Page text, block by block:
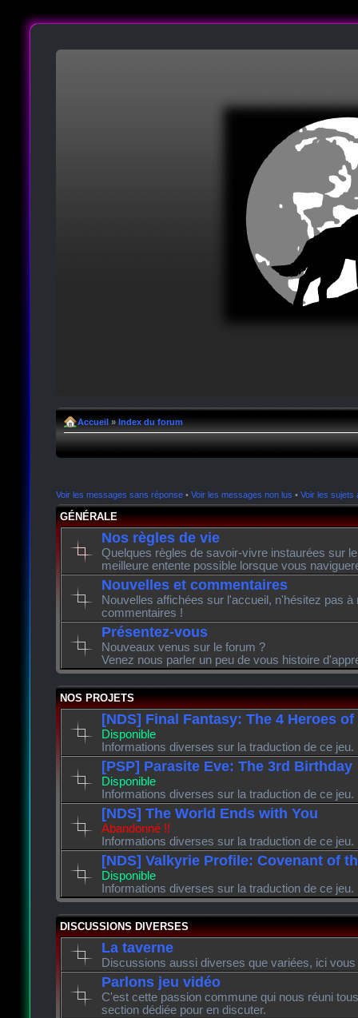
Accueil » Index du forum
Voir les messages sans réponse • Voir les messages non lus • Voir les sujets
GÉNÉRALE
Nos règles de vie
Quelques règles de savoir-vivre instaurées sur
meilleure entente possible lorsque vous
Nouvelles et commentaires
Nouvelles affichées sur l'accueil, n'hésitez pas à
commentaires !
Présentez-vous
Nouveaux venus sur le forum ?
Venez nous parler un peu de vous histoire
NOS PROJETS
[NDS] Final Fantasy: The 4 Heroes
Disponible
Informations diverses sur la traduction de ce jeu.
[PSP] Parasite Eve: The 3rd Birthday
Disponible
Informations diverses sur la traduction de ce jeu.
[NDS] The World Ends with You
Abandonné !!
Informations diverses sur la traduction de ce jeu.
[NDS] Valkyrie Profile: Covenant of
Disponible
Informations diverses sur la traduction de ce jeu.
DISCUSSIONS DIVERSES
La taverne
Discussions aussi diverses que variées, ici
Parlons jeu vidéo
C'est cette passion commune qui nous réuni
section dédiée pour en discuter.